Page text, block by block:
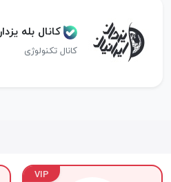
کانال بله
کانال تکنولوژی
VIP